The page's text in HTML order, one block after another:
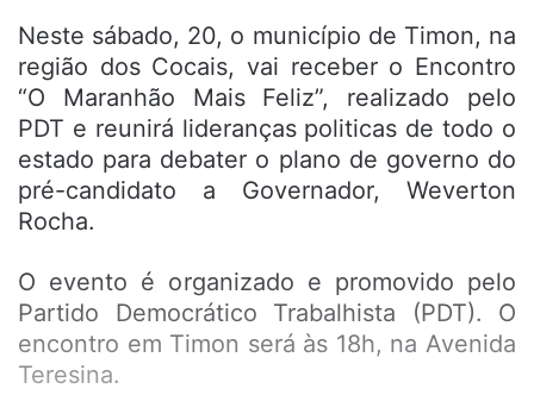
Neste sábado, 20, o município de Timon, na
região dos Cocais, vai receber o Encontro
“O Maranhão Mais Feliz”, realizado pelo
PDT e reunirá lideranças politicas de todo o
estado para debater o plano de governo do
pré-candidato a Governador, Weverton
Rocha.
O evento é organizado e promovido pelo
Partido Democrático Trabalhista (PDT). O
encontro em Timon será às 18h, na Avenida
Teresina.